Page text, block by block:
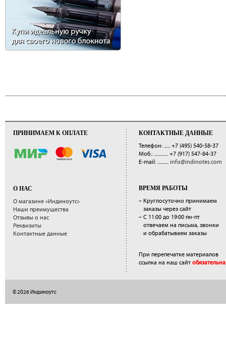
ПРИНИМАЕМ К ОПЛАТЕ
О НАС
О магазине «Индиноутс»
Наши преимущества
Отзывы о нас
Реквизиты
Контактные данные
КОНТАКТНЫЕ ДАННЫЕ
Телефон: ...... +7 (495) 540-58-37
Моб.: .............. +7 (917) 547-84-37
E-mail: ........... info@indinotes.com
ВРЕМЯ РАБОТЫ
– Круглосуточно принимаем
заказы через сайт
– С 11:00 до 19:00 пн-пт
отвечаем на письма, звонки
и обрабатываем заказы
При перепечатке материалов
ссылка на наш сайт обязательна.
© 2026 Индиноутс